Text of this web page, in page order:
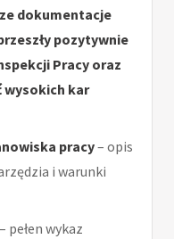
dokumentacje
pozytywnie
Pracy oraz
wysokich kar
pracy– opis
i warunki
– pełen wykaz